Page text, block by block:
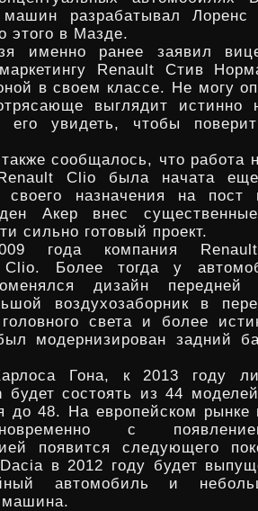
разрабатывал
этого в Мазде.
именно ранее заявил
Renault Стив
в своем классе. Не могу
выглядит
его увидеть, чтобы
сообщалось, что работа
Clio была начата
своего назначения на пост
Акер внес
сильно готовый проект.
года компания Renault
Clio. Более тогда у
дизайн передней
воздухозаборник в
света и более
модернизирован задний
Гона, к 2013 году
будет состоять из 44
48. На европейском рынке
с
появится следующего
в 2012 году будет
автомобиль и
машина.